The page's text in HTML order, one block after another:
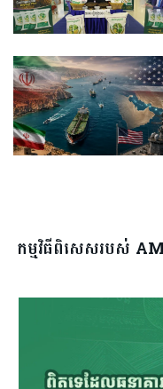
កម្មវិធីពិសេសរបស់